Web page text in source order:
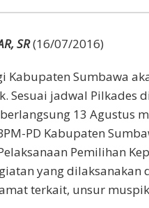
SR(16/07/2016)
Kabupaten Sumbawa
Sesuai jadwal Pilkades
13 Agustus
PD Kabupaten
Pemilihan
yang dilaksanakan
terkait, unsur